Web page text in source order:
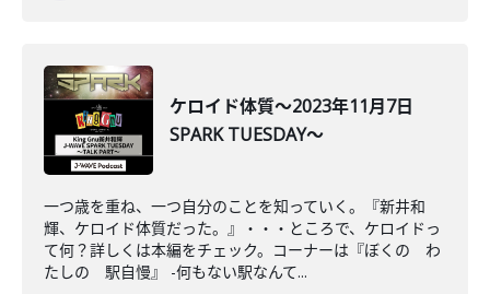
ケロイド体質～2023年11月7日
SPARK TUESDAY～
一つ歳を重ね、一つ自分のことを知っていく。『新井和
輝、ケロイド体質だった。』・・・ところで、ケロイドっ
て何？詳しくは本編をチェック。コーナーは『ぼくの わ
たしの 駅自慢』 -何もない駅なんて...